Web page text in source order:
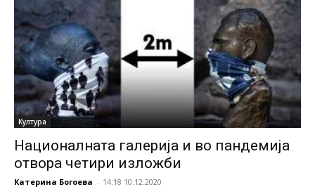
Култура
Националната галерија и во пандемија
отвора четири изложби
Катерина Богоева - 14:18 10.12.2020